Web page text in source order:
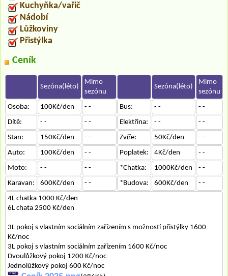
Kuchyňka/vařič
Nádobí
Lůžkoviny
Přistýlka
Ceník
Sezóna(léto)
Mimo
sezónu
Sezóna(léto)
Mimo
sezónu
Osoba:
100Kč/den - - Bus: - -
- -
Dítě:
- - - - Elektřina: - -
- -
Stan:
150Kč/den - - Zvíře: 50Kč/den
- -
Auto:
100Kč/den - - Poplatek: 4Kč/den
- -
Moto:
- - - - *Chatka: 1000Kč/den
- -
Karavan:
600Kč/den - - *Budova: 600Kč/den
- -
4L chatka 1000 Kč/den
6L chata 2500 Kč/den
3L pokoj s vlastním sociálním zařízením s možností přistýlky 1600
Kč/noc
3L pokoj s vlastním sociálním zařízením 1600 Kč/noc
Dvoulůžkový pokoj 1200 Kč/noc
Jednolůžkový pokoj 600 Kč/noc